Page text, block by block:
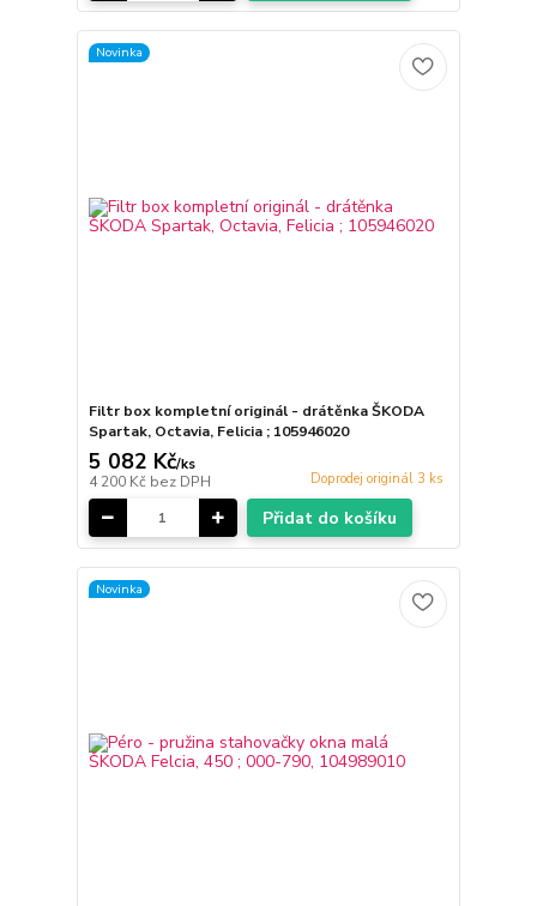
Novinka
Filtr box kompletní originál - drátěnka ŠKODA
Spartak, Octavia, Felicia ; 105946020
5 082 Kč/ks
4 200 Kč bez DPH Doprodej originál 3 ks
Přidat do košíku
Novinka